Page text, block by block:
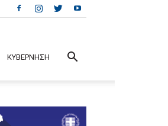
ΚΥΒΕΡΝΗΣΗ